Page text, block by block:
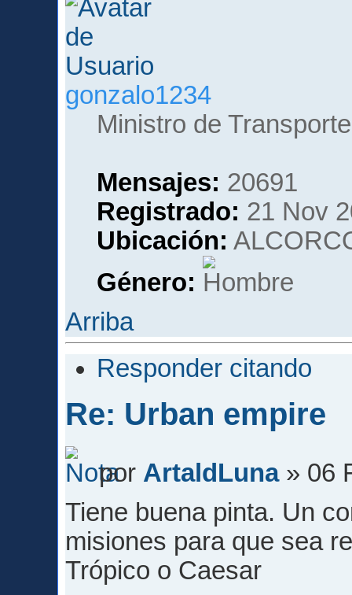
gonzalo1234
Ministro de Transporte
Mensajes: 20691
Registrado: 21 Nov
Ubicación:
Género:
Arriba
Responder citando
Re: Urban empire
por ArtaldLuna» 06
Tiene buena pinta. Un
misiones para que sea
Trópico o Caesar